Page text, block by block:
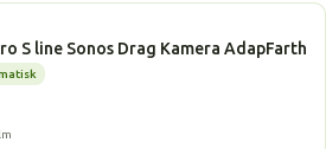
S line Sonos Drag Kamera AdapFarth